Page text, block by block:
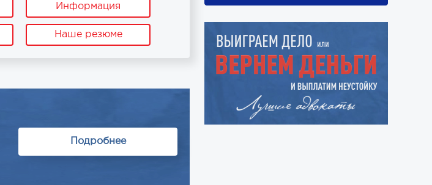
Информация
Наше резюме
Подробнее